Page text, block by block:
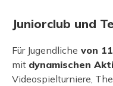
Juniorclub und
Für Jugendliche von
mit dynamischen
Videospielturniere,